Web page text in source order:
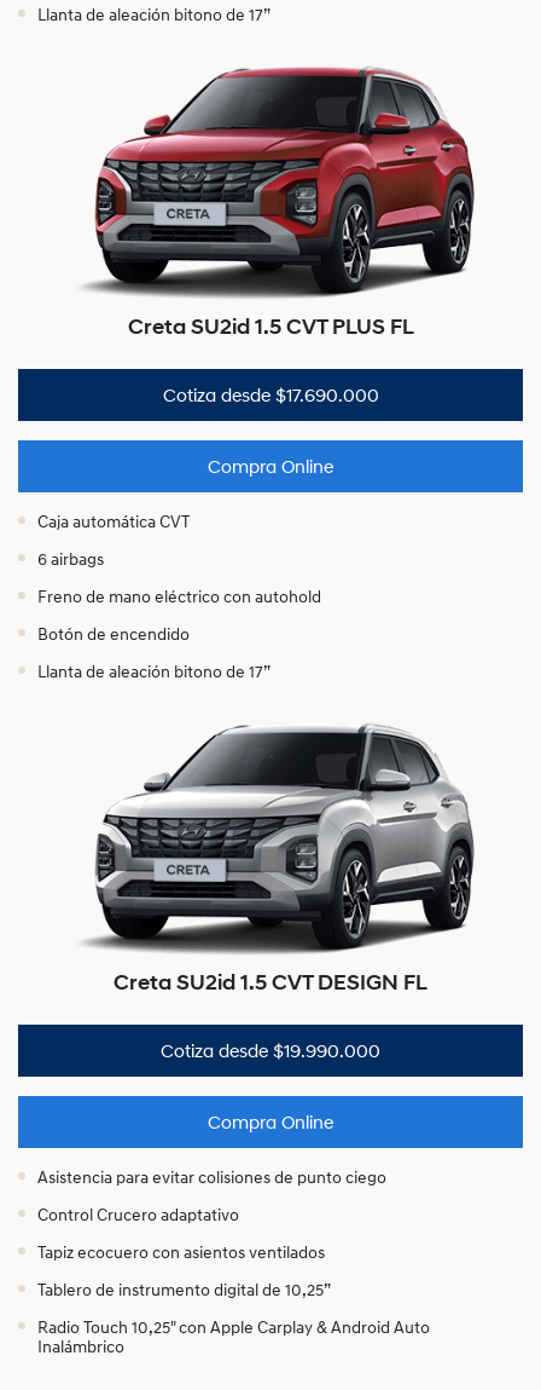
Llanta de aleación bitono de 17”
Creta SU2id 1.5 CVT PLUS FL
Cotiza desde $17.690.000
Compra Online
Caja automática CVT
6 airbags
Freno de mano eléctrico con autohold
Botón de encendido
Llanta de aleación bitono de 17”
Creta SU2id 1.5 CVT DESIGN FL
Cotiza desde $19.990.000
Compra Online
Asistencia para evitar colisiones de punto ciego
Control Crucero adaptativo
Tapiz ecocuero con asientos ventilados
Tablero de instrumento digital de 10,25”
Radio Touch 10,25" con Apple Carplay & Android Auto
Inalámbrico